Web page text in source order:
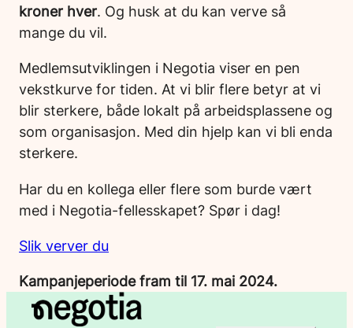
kroner hver. Og husk at du kan verve så
mange du vil.
Medlemsutviklingen i Negotia viser en pen
vekstkurve for tiden. At vi blir flere betyr at vi
blir sterkere, både lokalt på arbeidsplassene og
som organisasjon. Med din hjelp kan vi bli enda
sterkere.
Har du en kollega eller flere som burde vært
med i Negotia-fellesskapet? Spør i dag!
Slik verver du
Kampanjeperiode fram til 17. mai 2024.